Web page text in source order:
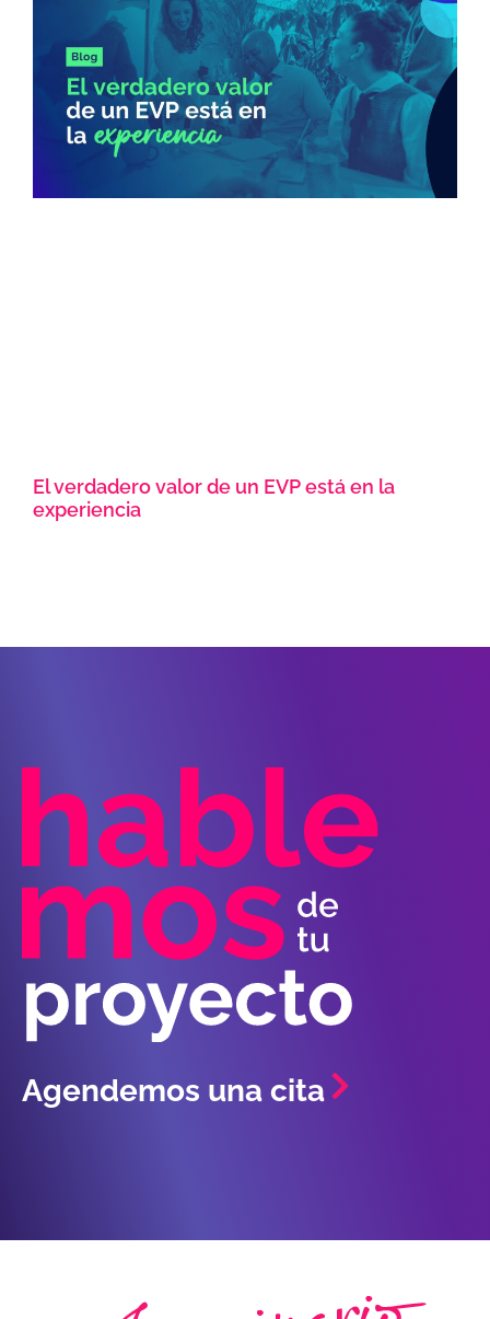
El verdadero valor de un EVP está en la
experiencia
Agendemos una cita